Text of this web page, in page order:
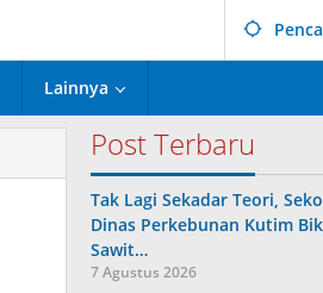
Lainnya
Post Terbaru
Tak Lagi Sekadar Teori,
Dinas Perkebunan Kutim
Sawit…
7 Agustus 2026